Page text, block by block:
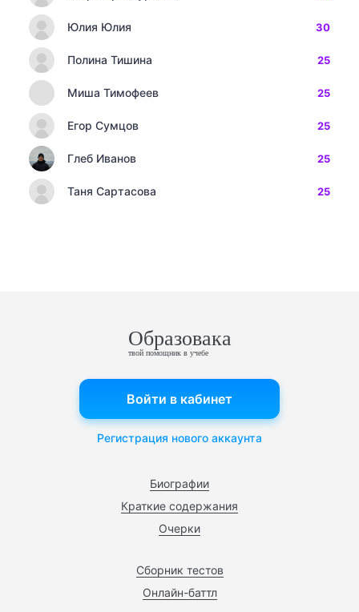
Юлия Юлия 30
Полина Тишина 25
Миша Тимофеев 25
Егор Сумцов 25
Глеб Иванов 25
Таня Сартасова 25
Образовака
твой помощник в учебе
Биографии
Краткие содержания
Очерки
Сборник тестов
Онлайн-баттл
Войти в кабинет
Регистрация нового аккаунта